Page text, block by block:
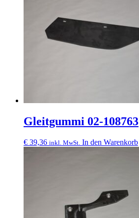
Gleitgummi 02-108763
€ 39,36 inkl. MwSt. In den Warenkorb